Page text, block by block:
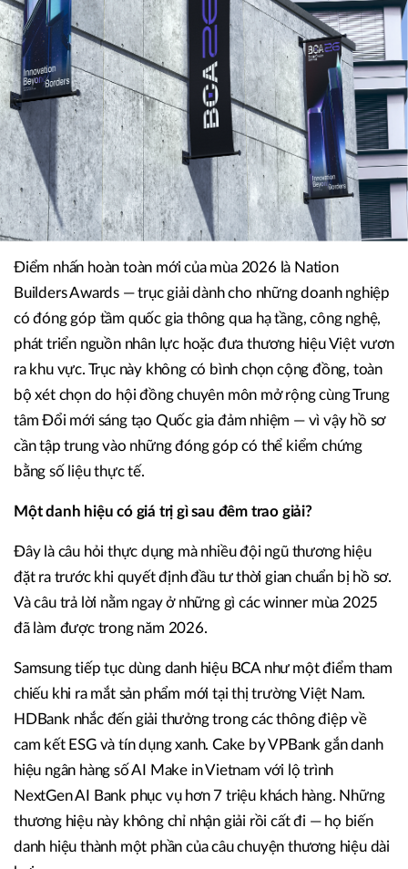
Điểm nhấn hoàn toàn mới của mùa 2026 là Nation
Builders Awards — trục giải dành cho những doanh nghiệp
có đóng góp tầm quốc gia thông qua hạ tầng, công nghệ,
phát triển nguồn nhân lực hoặc đưa thương hiệu Việt vươn
ra khu vực. Trục này không có bình chọn cộng đồng, toàn
bộ xét chọn do hội đồng chuyên môn mở rộng cùng Trung
tâm Đổi mới sáng tạo Quốc gia đảm nhiệm — vì vậy hồ sơ
cần tập trung vào những đóng góp có thể kiểm chứng
bằng số liệu thực tế.
Một danh hiệu có giá trị gì sau đêm trao giải?
Đây là câu hỏi thực dụng mà nhiều đội ngũ thương hiệu
đặt ra trước khi quyết định đầu tư thời gian chuẩn bị hồ sơ.
Và câu trả lời nằm ngay ở những gì các winner mùa 2025
đã làm được trong năm 2026.
Samsung tiếp tục dùng danh hiệu BCA như một điểm tham
chiếu khi ra mắt sản phẩm mới tại thị trường Việt Nam.
HDBank nhắc đến giải thưởng trong các thông điệp về
cam kết ESG và tín dụng xanh. Cake by VPBank gắn danh
hiệu ngân hàng số AI Make in Vietnam với lộ trình
NextGen AI Bank phục vụ hơn 7 triệu khách hàng. Những
thương hiệu này không chỉ nhận giải rồi cất đi — họ biến
danh hiệu thành một phần của câu chuyện thương hiệu dài